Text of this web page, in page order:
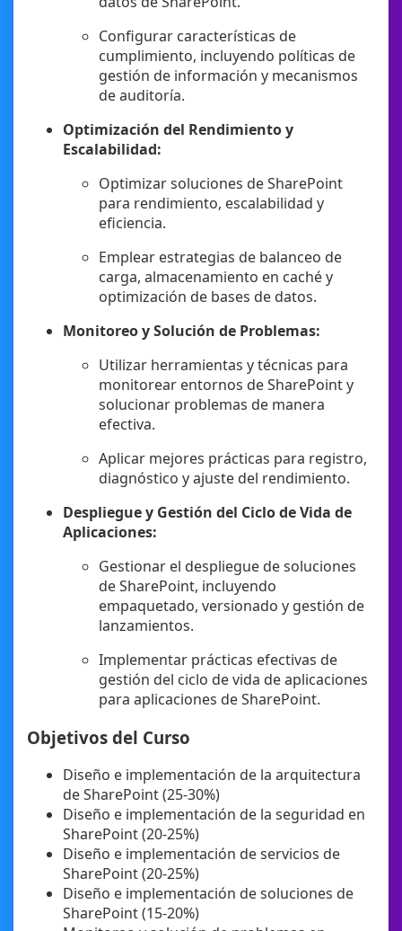
Configurar características de
cumplimiento, incluyendo políticas de
gestión de información y mecanismos
de auditoría.
Optimización del Rendimiento y
Escalabilidad:
Optimizar soluciones de SharePoint
para rendimiento, escalabilidad y
eficiencia.
Emplear estrategias de balanceo de
carga, almacenamiento en caché y
optimización de bases de datos.
Monitoreo y Solución de Problemas:
Utilizar herramientas y técnicas para
monitorear entornos de SharePoint y
solucionar problemas de manera
efectiva.
Aplicar mejores prácticas para registro,
diagnóstico y ajuste del rendimiento.
Despliegue y Gestión del Ciclo de Vida de
Aplicaciones:
Gestionar el despliegue de soluciones
de SharePoint, incluyendo
empaquetado, versionado y gestión de
lanzamientos.
Implementar prácticas efectivas de
gestión del ciclo de vida de aplicaciones
para aplicaciones de SharePoint.
Objetivos del Curso
Diseño e implementación de la arquitectura
de SharePoint (25-30%)
Diseño e implementación de la seguridad en
SharePoint (20-25%)
Diseño e implementación de servicios de
SharePoint (20-25%)
Diseño e implementación de soluciones de
SharePoint (15-20%)